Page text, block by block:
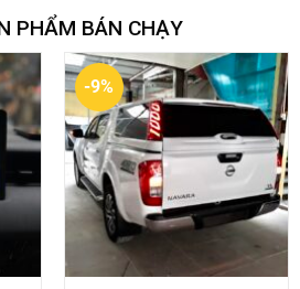
PHẨM BÁN CHẠY
-9%